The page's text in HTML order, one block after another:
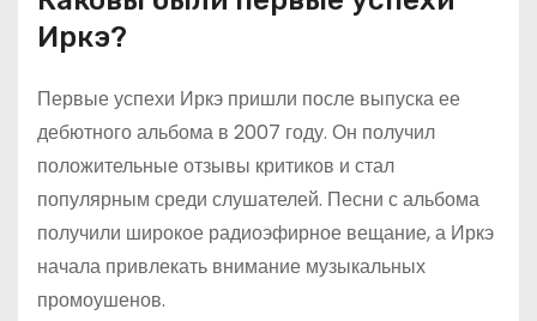
Иркэ?
Первые успехи Иркэ пришли после выпуска ее
дебютного альбома в 2007 году. Он получил
положительные отзывы критиков и стал
популярным среди слушателей. Песни с альбома
получили широкое радиоэфирное вещание, а Иркэ
начала привлекать внимание музыкальных
промоушенов.